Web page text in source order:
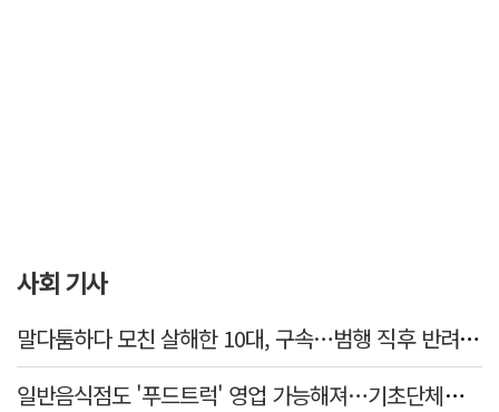
사회 기사
말다툼하다 모친 살해한 10대, 구속…범행 직후 반려견도 죽여
일반음식점도 '푸드트럭' 영업 가능해져…기초단체별 조례 개정 움직임